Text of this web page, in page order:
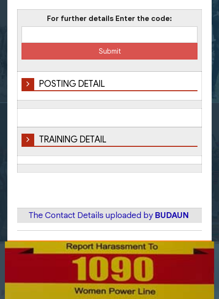
For further details Enter the code:
POSTING DETAIL
TRAINING DETAIL
The Contact Details uploaded by BUDAUN